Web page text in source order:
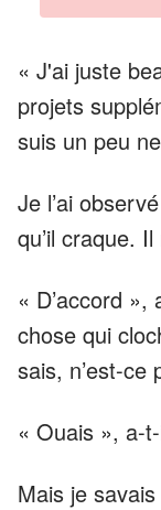
« J'ai juste
projets
suis un peu
Je l’ai
qu’il craque.
« D’accord »,
chose qui
sais, n’est-ce
« Ouais », a-
Mais je